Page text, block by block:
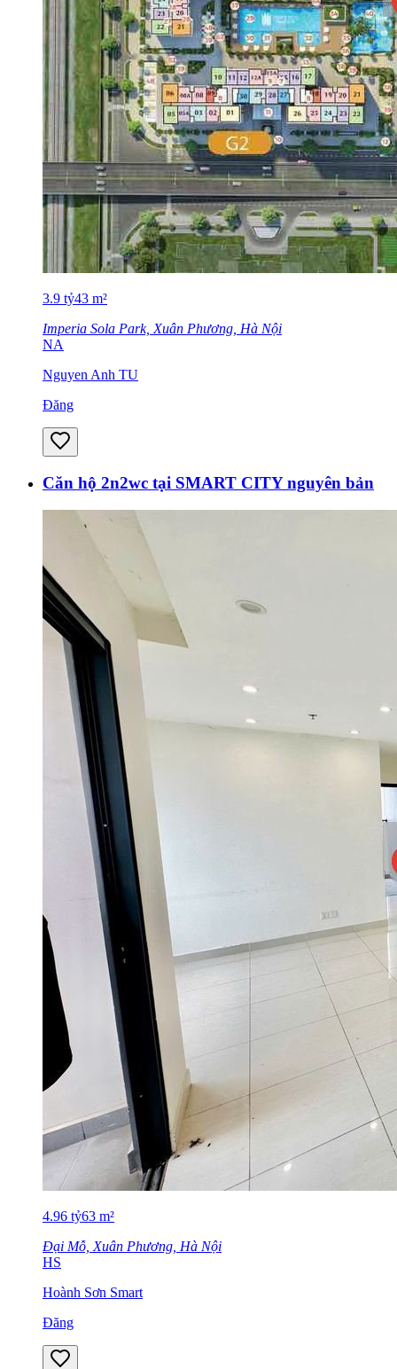
3.9 tỷ43 m²
Imperia Sola Park, Xuân Phương, Hà Nội
NA
Nguyen Anh TU
Đăng
Căn hộ 2n2wc tại SMART CITY nguyên bản
4.96 tỷ63 m²
Đại Mỗ, Xuân Phương, Hà Nội
HS
Hoành Sơn Smart
Đăng